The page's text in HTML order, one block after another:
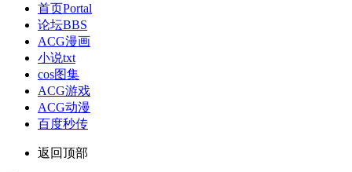
首页Portal
论坛BBS
ACG漫画
小说txt
cos图集
ACG游戏
ACG动漫
百度秒传
返回顶部